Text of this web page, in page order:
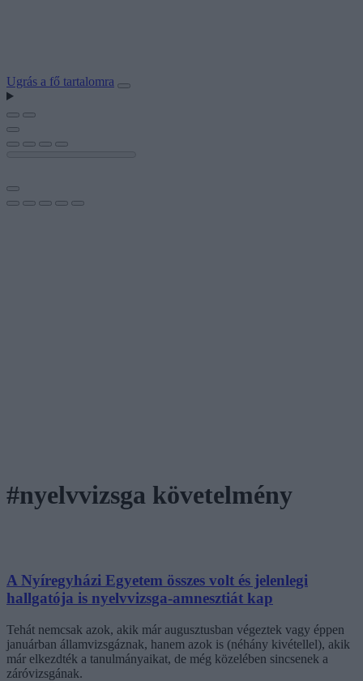
Ugrás a fő tartalomra
#nyelvvizsga követelmény
A Nyíregyházi Egyetem összes volt és jelenlegi
hallgatója is nyelvvizsga-amnesztiát kap
Tehát nemcsak azok, akik már augusztusban végeztek vagy éppen
januárban államvizsgáznak, hanem azok is (néhány kivétellel), akik
már elkezdték a tanulmányaikat, de még közelében sincsenek a
záróvizsgának.